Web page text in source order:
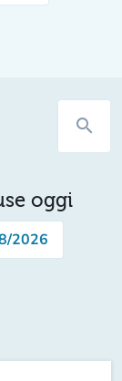
search
oggi
2026